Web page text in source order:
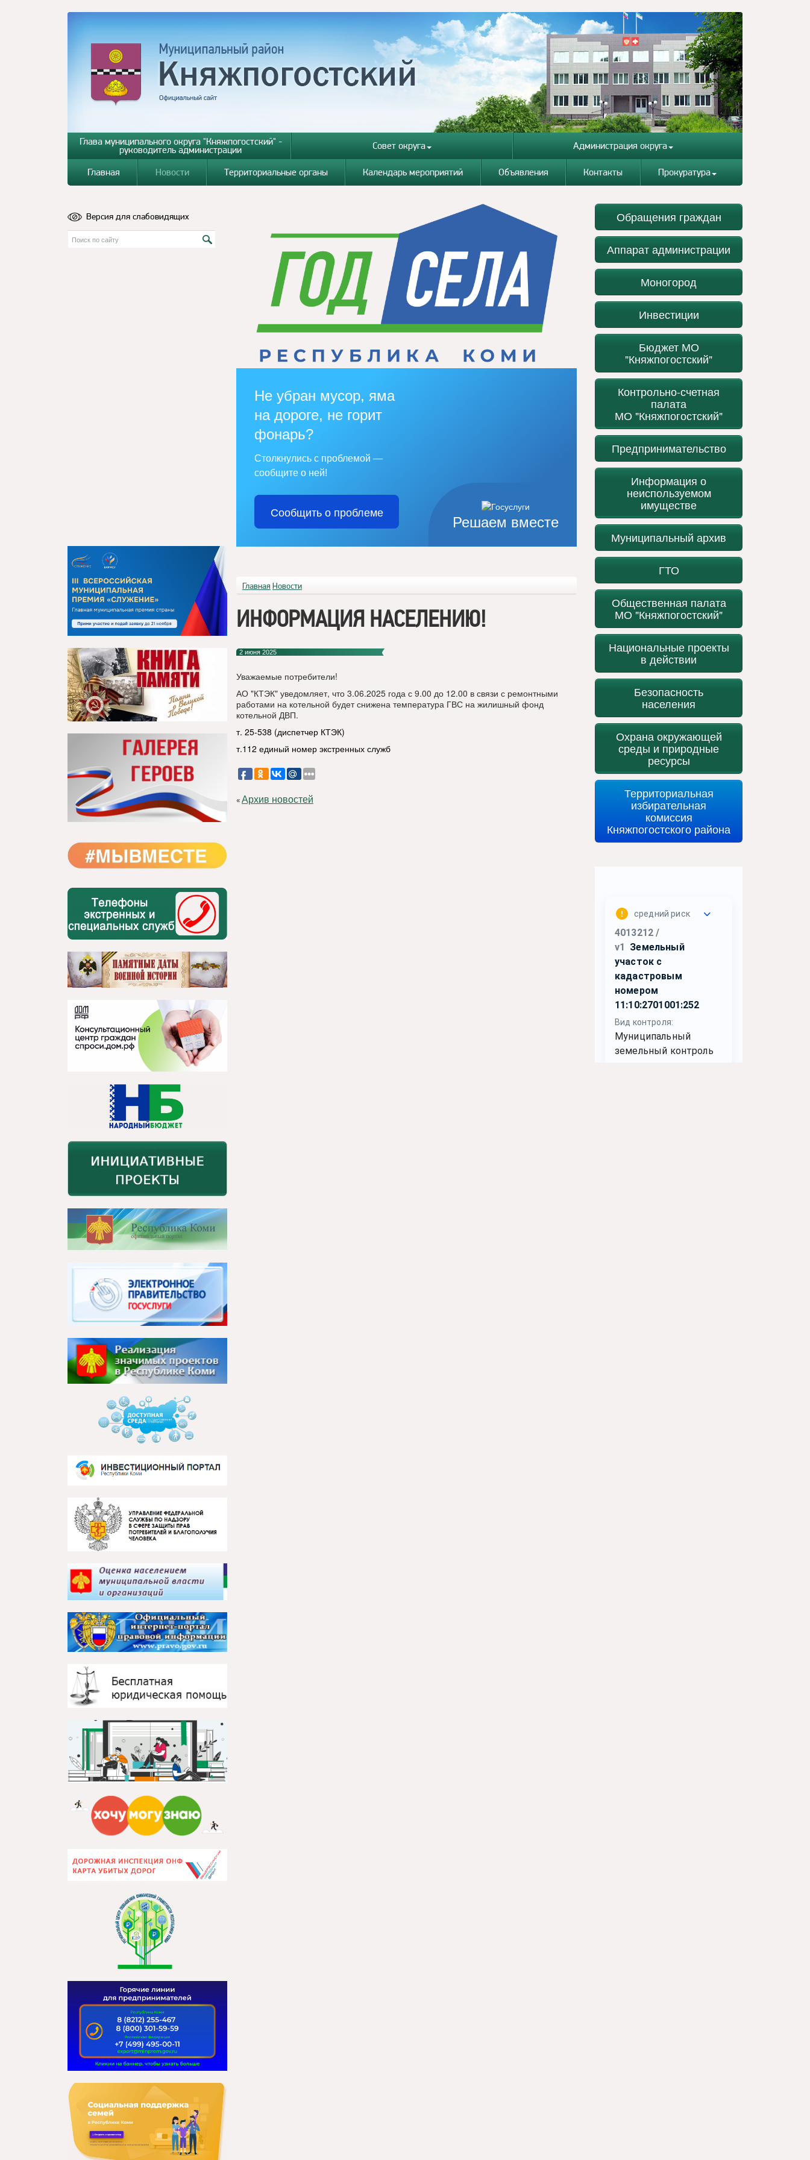
Глава муниципального округа "Княжпогостский" -
руководитель администрации Совет округа Администрация округа
Главная Новости Территориальные органы Календарь мероприятий Объявления Контакты Прокуратура
Версия для слабовидящих
Решаем вместе
Не убран мусор, яма
на дороге, не горит
фонарь?
Столкнулись с проблемой —
сообщите о ней!
Сообщить о проблеме
Главная Новости
ИНФОРМАЦИЯ НАСЕЛЕНИЮ!
2 июня 2025
Уважаемые потребители!
АО "КТЭК" уведомляет, что 3.06.2025 года с 9.00 до 12.00 в связи с ремонтными
работами на котельной будет снижена температура ГВС на жилишный фонд
котельной ДВП.
т. 25-538 (диспетчер КТЭК)
т.112 единый номер экстренных служб
«Архив новостей
Обращения граждан
Аппарат администрации
Моногород
Инвестиции
Бюджет МО
"Княжпогостский"
Контрольно-счетная
палата
МО "Княжпогостский"
Предпринимательство
Информация о
неиспользуемом
имуществе
Муниципальный архив
ГТО
Общественная палата
МО "Княжпогостский"
Национальные проекты
в действии
Безопасность
населения
Охрана окружающей
среды и природные
ресурсы
Территориальная
избирательная
комиссия
Княжпогостского района